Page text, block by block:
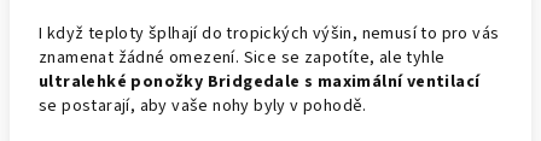
I když teploty šplhají do tropických výšin, nemusí to pro vás
znamenat žádné omezení. Sice se zapotíte, ale tyhle
ultralehké ponožky Bridgedale s maximální ventilací
se postarají, aby vaše nohy byly v pohodě.